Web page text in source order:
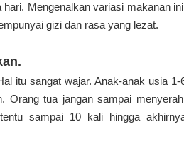
Mengenalkan variasi makanan
gizi dan rasa yang lezat.
itu sangat wajar. Anak-anak usia 1-
Orang tua jangan sampai
sampai 10 kali hingga